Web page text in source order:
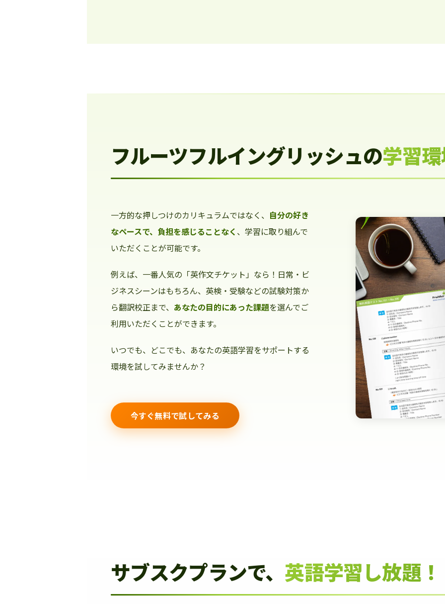
フルーツフルイングリッシュの学習
一方的な押しつけのカリキュラムではなく、 自分の好き
なペースで、負担を感じることなく 、学習に取り組んで
いただくことが可能です。
例えば、一番人気の「英作文チケット」なら！日常・ビ
ジネスシーンはもちろん、英検・受験などの試験対策か
ら翻訳校正まで、 あなたの目的にあった課題を選んでご
利用いただくことができます。
いつでも、どこでも、あなたの英語学習をサポートする
環境を試してみませんか？
今すぐ無料で試してみる
サブスクプランで、 英語学習し放題！